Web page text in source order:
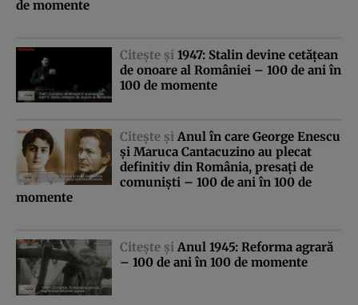
de momente
Citeşte şi 1947: Stalin devine cetăţean
de onoare al României – 100 de ani în
100 de momente
Citeşte şi Anul în care George Enescu
şi Maruca Cantacuzino au plecat
definitiv din România, presaţi de
comunişti – 100 de ani în 100 de
momente
Citeşte şi Anul 1945: Reforma agrară
– 100 de ani în 100 de momente